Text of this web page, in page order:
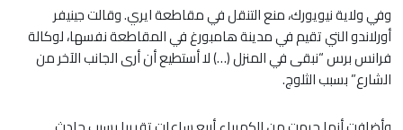
وفي ولاية نيويورك، منع التنقل في مقاطعة ايري. وقالت جينيفر
أورلاندو التي تقيم في مدينة هامبورغ في المقاطعة نفسها، لوكالة
فرانس برس “نبقى في المنزل (…) لا أستطيع أن أرى الجانب الآخر من
الشارع” بسبب الثلوج.